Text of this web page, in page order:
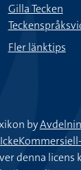
Gilla Tecken
Fler länktips
by
denna licens